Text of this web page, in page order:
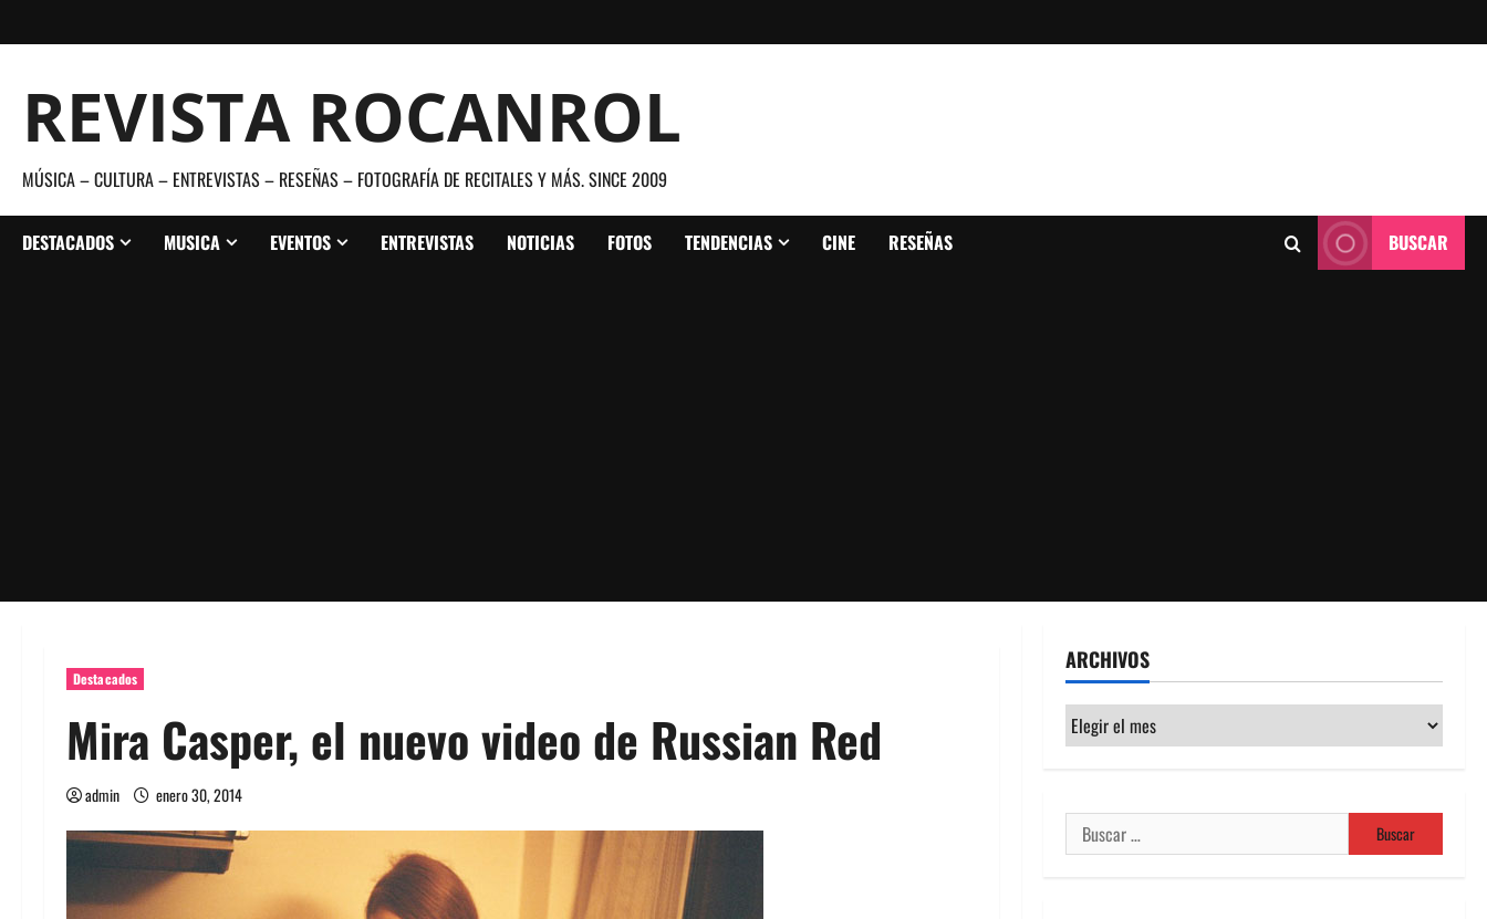
al
REVISTA ROCANROL
MÚSICA – CULTURA – ENTREVISTAS – RESEÑAS – FOTOGRAFÍA DE RECITALES Y MÁS. SINCE 2009
DESTACADOS MUSICA EVENTOS ENTREVISTAS NOTICIAS FOTOS TENDENCIAS CINE RESEÑAS BUSCAR
Destacados
Mira Casper, el nuevo video de Russian Red
admin enero 30, 2014
ARCHIVOS
Archivos
Buscar: